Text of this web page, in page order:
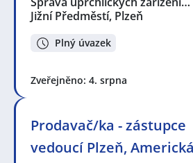
Jižní Předměstí, Plzeň
Plný úvazek
Zveřejněno: 4. srpna
Prodavač/ka - zástupce
vedoucí Plzeň, Americká